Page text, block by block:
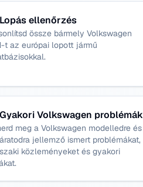
Lopás ellenőrzés
össze bármely Volkswagen
t az európai lopott jármű
Gyakori Volkswagen problémák
meg a Volkswagen modelledre és
jellemző ismert problémákat,
közleményeket és gyakori